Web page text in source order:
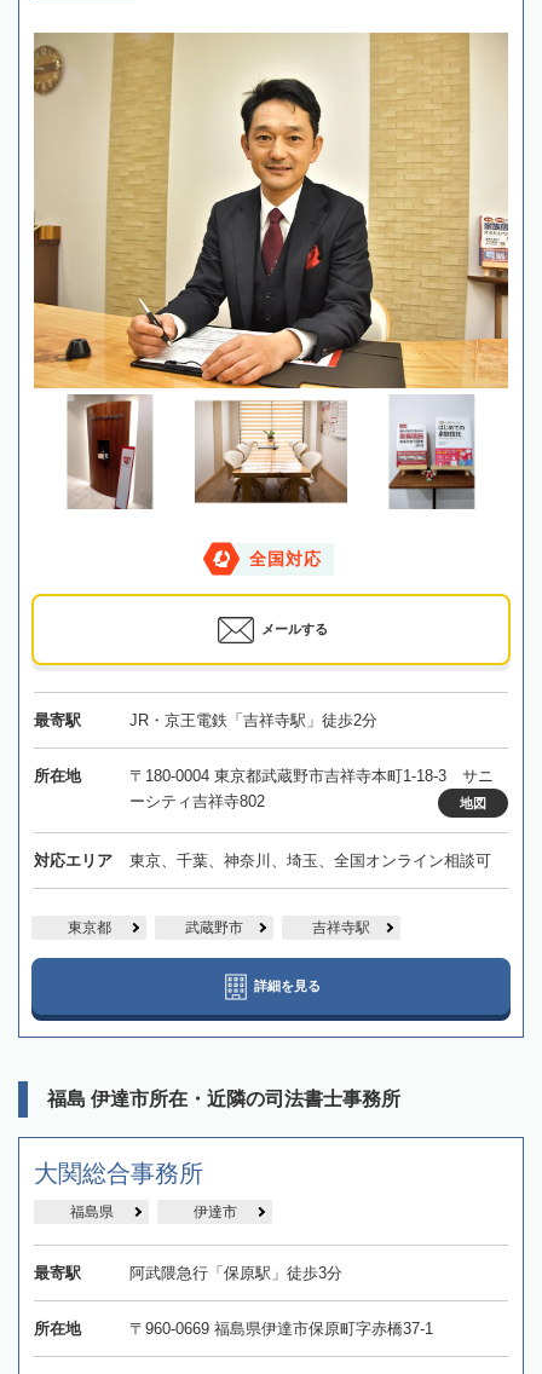
全国対応
メールする
最寄駅 JR・京王電鉄「吉祥寺駅」徒歩2分
所在地
〒180-0004 東京都武蔵野市吉祥寺本町1-18-3 サニ
ーシティ吉祥寺802
地図
対応エリア 東京、千葉、神奈川、埼玉、全国オンライン相談可
東京都 武蔵野市 吉祥寺駅
詳細を見る
福島 伊達市所在・近隣の司法書士事務所
大関総合事務所
福島県 伊達市
最寄駅 阿武隈急行「保原駅」徒歩3分
所在地 〒960-0669 福島県伊達市保原町字赤橋37-1